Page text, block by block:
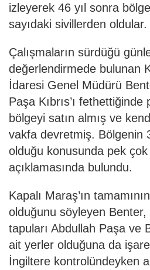
izleyerek 46 yıl sonra
sayıdaki sivillerden oldular.
Çalışmaların sürdüğü
değerlendirmede bulunan
İdaresi Genel Müdürü
Paşa Kıbrıs’ı
bölgeyi satın almış ve
vakfa devretmiş. Bölgenin
olduğu konusunda pek
açıklamasında bulundu.
Kapalı Maraş’ın
olduğunu söyleyen Benter,
tapuları Abdullah Paşa ve
ait yerler olduğuna da
İngiltere kontrolündeyken